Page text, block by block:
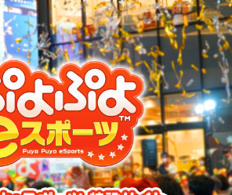
設サイト